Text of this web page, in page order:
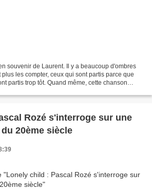
souvenir de Laurent. Il y a beaucoup d'ombres
les compter, ceux qui sont partis parce que
partis trop tôt. Quand même, cette chanson
Rozé s'interroge sur une
20ème siècle